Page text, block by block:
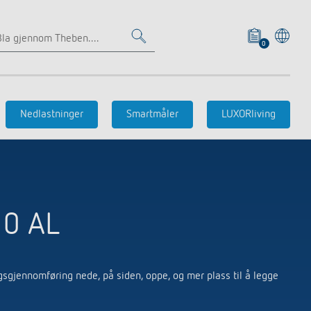
0
bevegelsesdetektor
Tidskontroll
Nedlastninger Smartmåler LUXORliving
AL
nede, på siden, oppe, og mer plass til å legge